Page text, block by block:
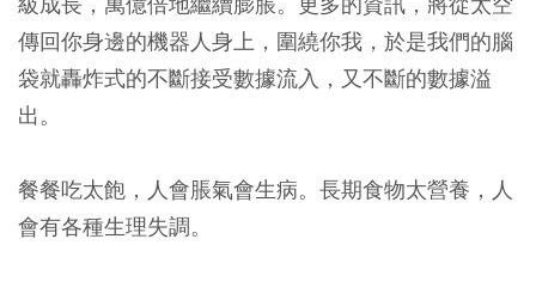
傳回你身邊的機器人身上，圍繞你我，於是我們的腦
袋就轟炸式的不斷接受數據流入，又不斷的數據溢
出。
餐餐吃太飽，人會脹氣會生病。長期食物太營養，人
會有各種生理失調。